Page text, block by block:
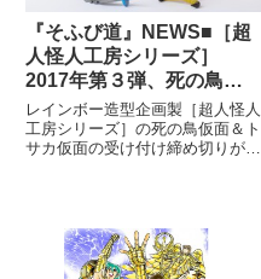
『そふび道』NEWS■［超
人怪人工房シリーズ］
2017年第３弾、死の鳥仮
面＆トサカ仮面の予約締め
切り迫る！
レインボー造型企画製［超人怪人
工房シリーズ］の死の鳥仮面＆ト
サカ仮面の受け付け締め切りが８